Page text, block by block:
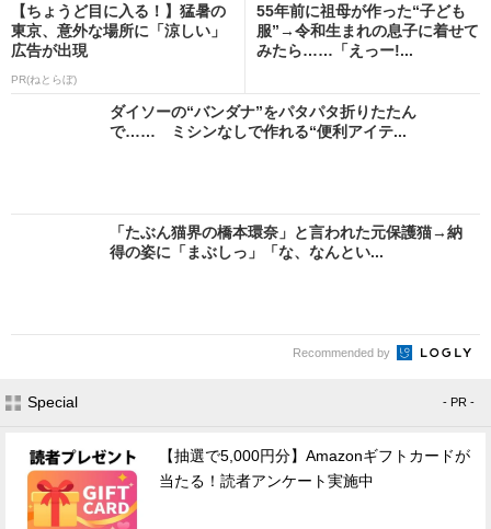
【ちょうど目に入る！】猛暑の
東京、意外な場所に「涼しい」
広告が出現
PR(ねとらぼ)
55年前に祖母が作った“子ども
服”→令和生まれの息子に着せて
みたら……「えっー!...
ダイソーの“バンダナ”をパタパタ折りたたん
で…… ミシンなしで作れる“便利アイテ...
「たぶん猫界の橋本環奈」と言われた元保護猫→納
得の姿に「まぶしっ」「な、なんとい...
Recommended by
Special - PR -
【抽選で5,000円分】Amazonギフトカードが
当たる！読者アンケート実施中